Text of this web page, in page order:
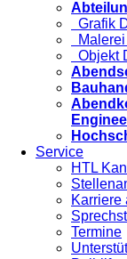
Grafik
Objekt
Service
HTL
Karriere
Termine